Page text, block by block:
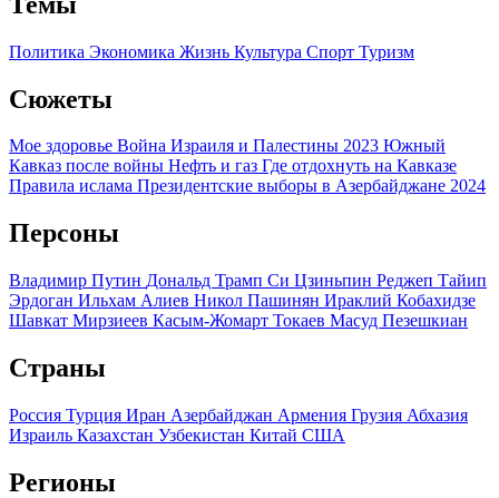
Политика Экономика Жизнь Культура Спорт Туризм
Сюжеты
Мое здоровье Война Израиля и Палестины 2023 Южный
Кавказ после войны Нефть и газ Где отдохнуть на Кавказе
Правила ислама Президентские выборы в Азербайджане 2024
Персоны
Владимир Путин Дональд Трамп Си Цзиньпин Реджеп Тайип
Эрдоган Ильхам Алиев Никол Пашинян Ираклий Кобахидзе
Шавкат Мирзиеев Касым-Жомарт Токаев Масуд Пезешкиан
Страны
Россия Турция Иран Азербайджан Армения Грузия Абхазия
Израиль Казахстан Узбекистан Китай США
Регионы